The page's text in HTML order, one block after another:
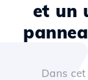
et un
Dans